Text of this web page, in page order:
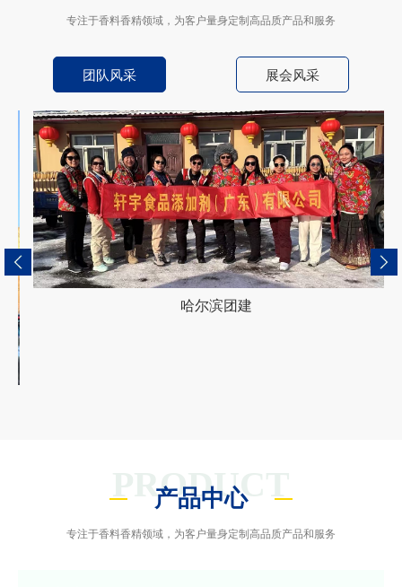
专注于香料香精领域，为客户量身定制高品质产品和服务
团队风采 展会风采
哈尔滨团建
PRODUCT
产品中心
专注于香料香精领域，为客户量身定制高品质产品和服务